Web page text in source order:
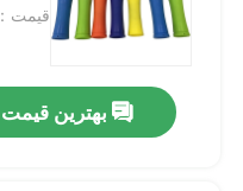
قیمت：negotiable
بهترین قیمت